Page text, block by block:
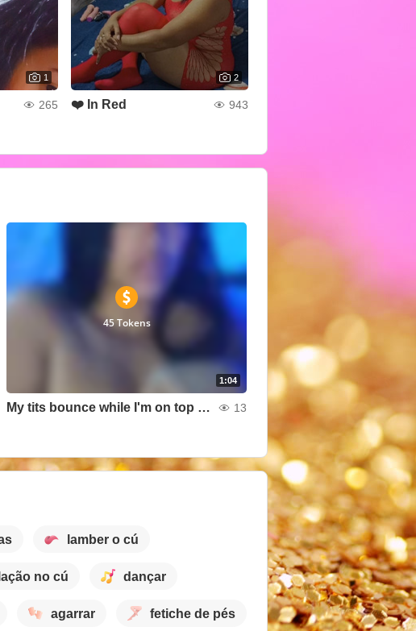
1
265
2
❤️ In Red 943
1:04
45 Tokens
My tits bounce while I'm on top of you 13
lamber o cú
no cú dançar
agarrar fetiche de pés